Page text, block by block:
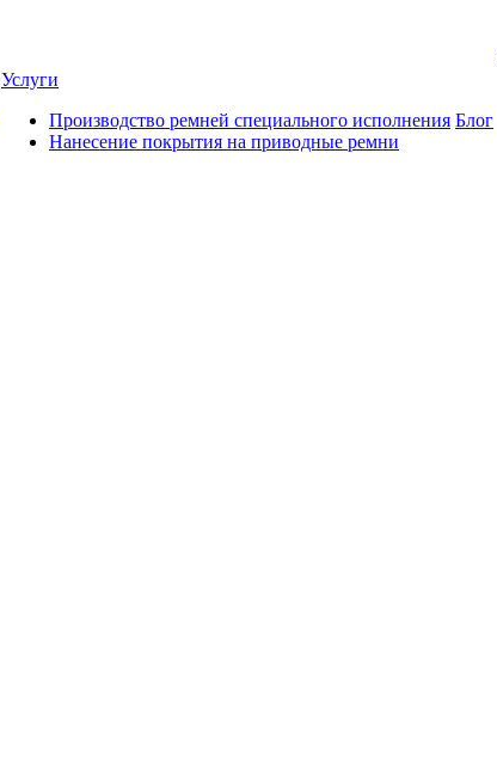
Услуги
Производство ремней специального исполнения
Нанесение покрытия на приводные ремни
Блог